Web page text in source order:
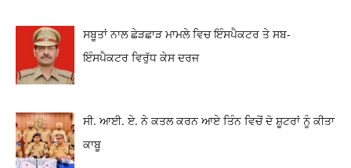
ਸਬੂਤਾਂ ਨਾਲ ਛੇੜਛਾੜ ਮਾਮਲੇ ਵਿਚ ਇੰਸਪੈਕਟਰ ਤੇ ਸਬ-
ਇੰਸਪੈਕਟਰ ਵਿਰੁੱਧ ਕੇਸ ਦਰਜ
ਸੀ. ਆਈ. ਏ. ਨੇ ਕਤਲ ਕਰਨ ਆਏ ਤਿੰਨ ਵਿਚੋਂ ਦੋ ਸ਼ੂਟਰਾਂ ਨੂੰ ਕੀਤਾ
ਕਾਬੂ